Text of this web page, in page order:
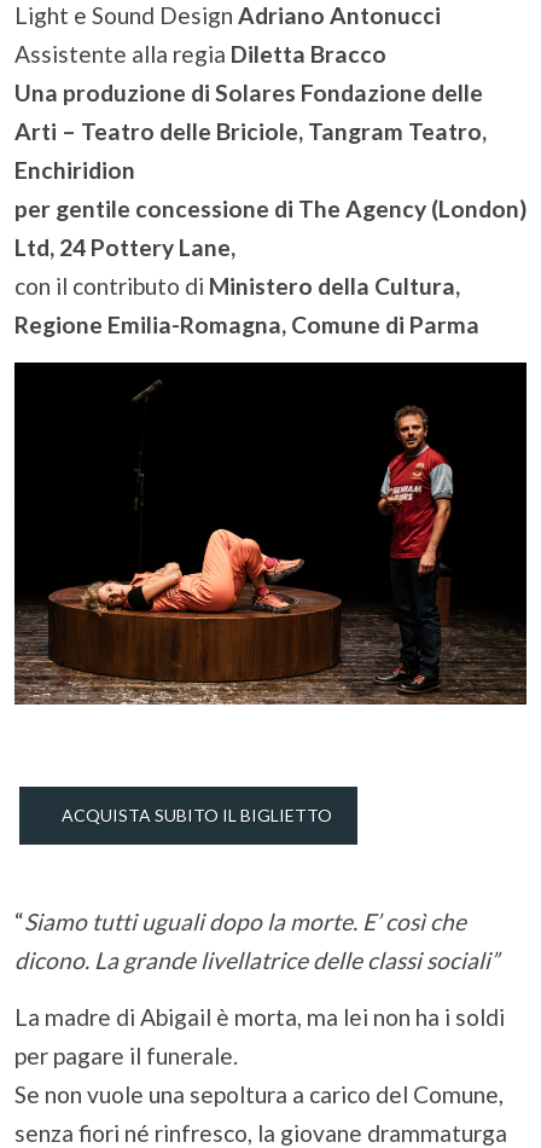
Light e Sound Design Adriano Antonucci
Assistente alla regia Diletta Bracco
Una produzione di Solares Fondazione delle
Arti – Teatro delle Briciole, Tangram Teatro,
Enchiridion
per gentile concessione di The Agency (London)
Ltd, 24 Pottery Lane,
con il contributo di Ministero della Cultura,
Regione Emilia-Romagna, Comune di Parma
ACQUISTA SUBITO IL BIGLIETTO
“Siamo tutti uguali dopo la morte. E’ così che
dicono. La grande livellatrice delle classi sociali”
La madre di Abigail è morta, ma lei non ha i soldi
per pagare il funerale.
Se non vuole una sepoltura a carico del Comune,
senza fiori né rinfresco, la giovane drammaturga